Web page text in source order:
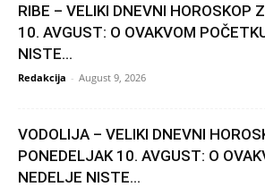
RIBE – VELIKI DNEVNI HOROSKOP
10. AVGUST: O OVAKVOM
NISTE...
Redakcija - August 9, 2026
VODOLIJA – VELIKI DNEVNI
PONEDELJAK 10. AVGUST: O
NEDELJE NISTE...